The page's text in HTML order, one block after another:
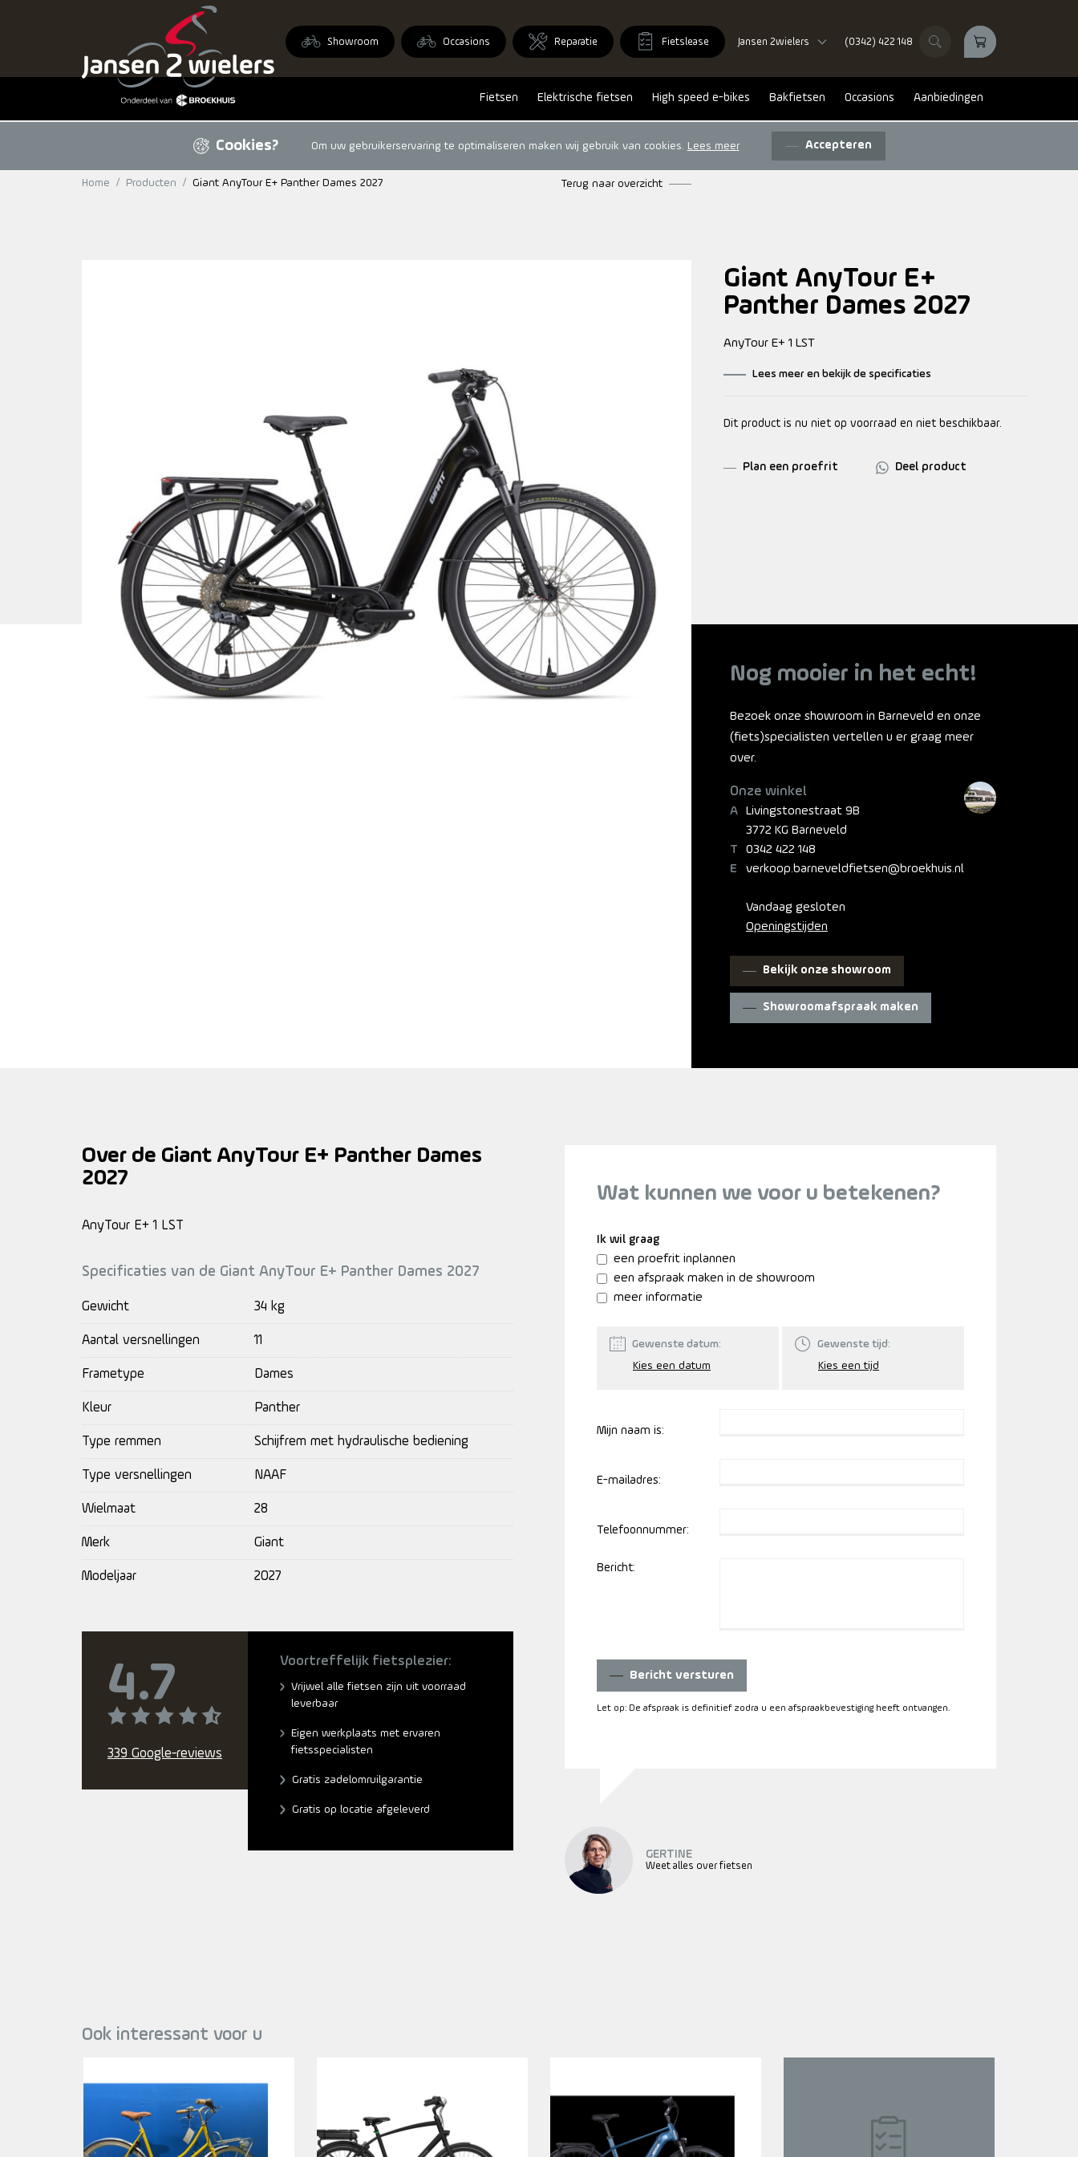
Showroom Occasions Reparatie Fietslease Jansen 2wielers (0342) 422 148
Fietsen Elektrische fietsen High speed e-bikes Bakfietsen Occasions Aanbiedingen
Cookies? Om uw gebruikerservaring te optimaliseren maken wij gebruik van cookies. Lees meer Accepteren
Home / Producten / Giant AnyTour E+ Panther Dames 2027 Terug naar overzicht
Giant AnyTour E+
Panther Dames 2027
AnyTour E+ 1 LST
Lees meer en bekijk de specificaties
Dit product is nu niet op voorraad en niet beschikbaar.
Plan een proefrit Deel product
Nog mooier in het echt!
Bezoek onze showroom in Barneveld en onze
(fiets)specialisten vertellen u er graag meer
over.
Onze winkel
Livingstonestraat 9B
3772 KG Barneveld
0342 422 148
verkoop.barneveldfietsen@broekhuis.nl
Vandaag gesloten
Openingstijden
Bekijk onze showroom
Showroomafspraak maken
Over de Giant AnyTour E+ Panther Dames
2027
AnyTour E+ 1 LST
Specificaties van de Giant AnyTour E+ Panther Dames 2027
Gewicht 34 kg
Aantal versnellingen 11
Frametype Dames
Kleur Panther
Type remmen Schijfrem met hydraulische bediening
Type versnellingen NAAF
Wielmaat 28
Merk Giant
Modeljaar 2027
4.7
339 Google-reviews
Voortreffelijk fietsplezier:
Vrijwel alle fietsen zijn uit voorraad
leverbaar
Eigen werkplaats met ervaren
fietsspecialisten
Gratis zadelomruilgarantie
Gratis op locatie afgeleverd
Wat kunnen we voor u betekenen?
Ik wil graag
een proefrit inplannen
een afspraak maken in de showroom
meer informatie
Gewenste datum: Gewenste tijd:
Mijn naam is:
E-mailadres:
Telefoonnummer:
Bericht:
Bericht versturen
Let op: De afspraak is definitief zodra u een afspraakbevestiging heeft ontvangen.
GERTINE
Weet alles over fietsen
Ook interessant voor u